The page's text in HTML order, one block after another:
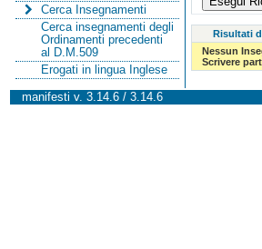
Cerca Insegnamenti
Cerca insegnamenti degli
Ordinamenti precedenti
al D.M.509
Erogati in lingua Inglese
Risultati
Nessun
Scrivere
manifesti v. 3.14.6 / 3.14.6